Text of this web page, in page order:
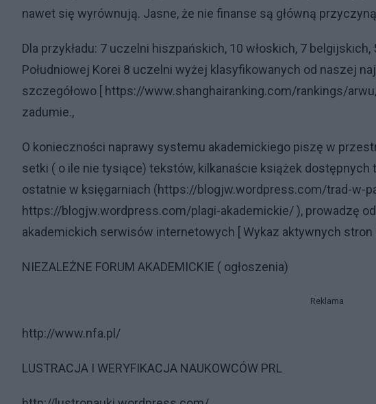
nawet się wyrównują. Jasne, że nie finanse są główną
Dla przykładu: 7 uczelni hiszpańskich, 10 włoskich, 7
Południowej Korei 8 uczelni wyżej klasyfikowanych od naszej
szczegółowo [ https://www.shanghairanking.com/rankings/
zadumie.,
O konieczności naprawy systemu akademickiego piszę w
setki ( o ile nie tysiące) tekstów, kilkanaście książek
ostatnie w księgarniach (https://blogjw.wordpress.com/trad-w-
https://blogjw.wordpress.com/plagi-akademickie/ ), prowadzę
akademickich serwisów internetowych [ Wykaz aktywnych stron
NIEZALEŻNE FORUM AKADEMICKIE ( ogłoszenia)
Reklama
http://www.nfa.pl/
LUSTRACJA I WERYFIKACJA NAUKOWCÓW PRL